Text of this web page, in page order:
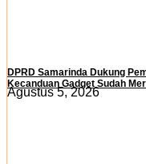
DPRD Samarinda Dukung
Kecanduan Gadget Sudah
Agustus 5, 2026